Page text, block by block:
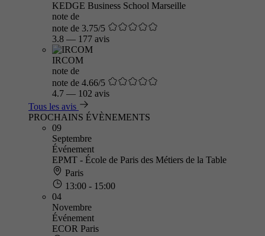
KEDGE Business School Marseille
note de
note de 3.75/5
3.8 — 177 avis
IRCOM
note de
note de 4.66/5
4.7 — 102 avis
Tous les avis
PROCHAINS ÉVÈNEMENTS
09
Septembre
Événement
EPMT - École de Paris des Métiers de la Table
Paris
13:00 - 15:00
04
Novembre
Événement
ECOR Paris